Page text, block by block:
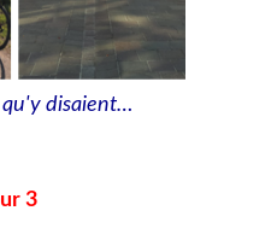
disaient…
3